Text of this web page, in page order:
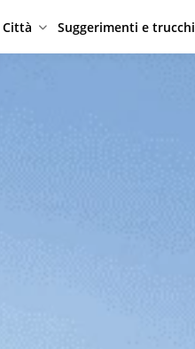
Città Suggerimenti e trucchi